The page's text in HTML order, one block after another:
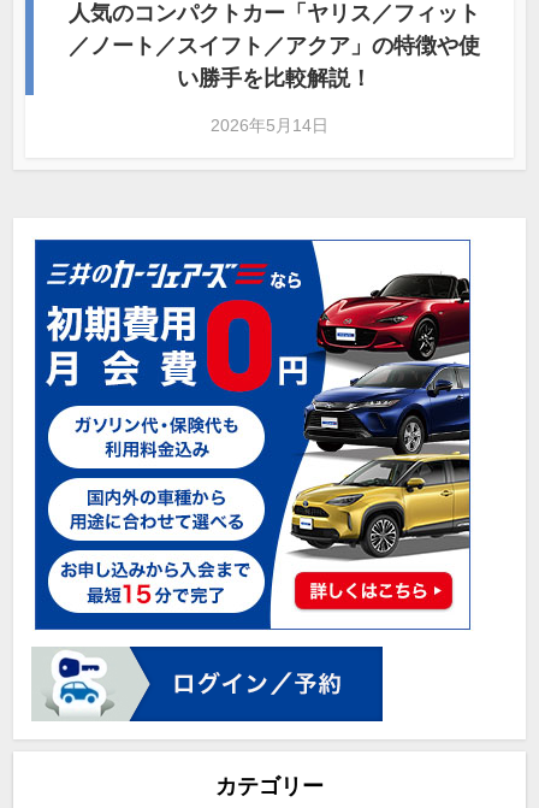
人気のコンパクトカー「ヤリス／フィット
／ノート／スイフト／アクア」の特徴や使
い勝手を比較解説！
2026年5月14日
カテゴリー